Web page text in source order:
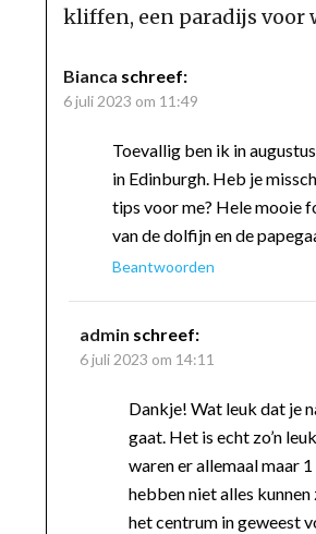
kliffen, een paradijs voor
Bianca schreef:
6 juli 2023 om 11:49
Toevallig ben ik in
in Edinburgh. Heb je
tips voor me? Hele mooie
van de dolfijn en de
Beantwoorden
admin schreef:
6 juli 2023 om 14:11
Dankje! Wat leuk dat je
gaat. Het is echt zo’n
waren er allemaal maar 1
hebben niet alles
het centrum in geweest